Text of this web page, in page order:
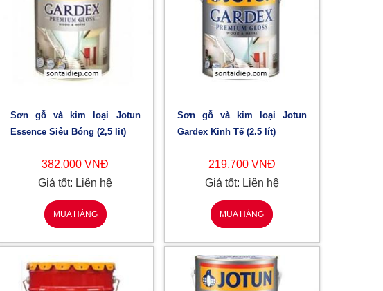
Sơn gỗ và kim loại Jotun
Essence Siêu Bóng (2,5 lit)
382,000 VNĐ
Giá tốt: Liên hệ
MUA HÀNG
Sơn gỗ và kim loại Jotun
Gardex Kinh Tế (2.5 lít)
219,700 VNĐ
Giá tốt: Liên hệ
MUA HÀNG